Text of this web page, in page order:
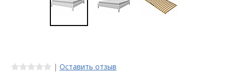
| Оставить отзыв